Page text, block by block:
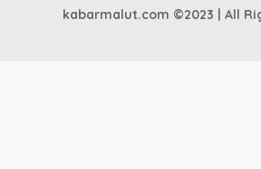
kabarmalut.com ©2023 | All